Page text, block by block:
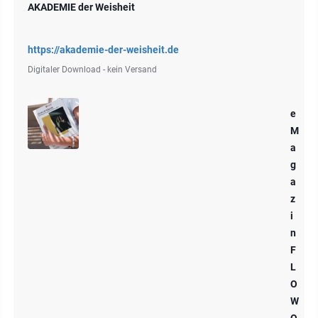
AKADEMIE der Weisheit
https://akademie-der-weisheit.de
Digitaler Download - kein Versand
e
M
a
g
a
z
i
n
F
L
O
W